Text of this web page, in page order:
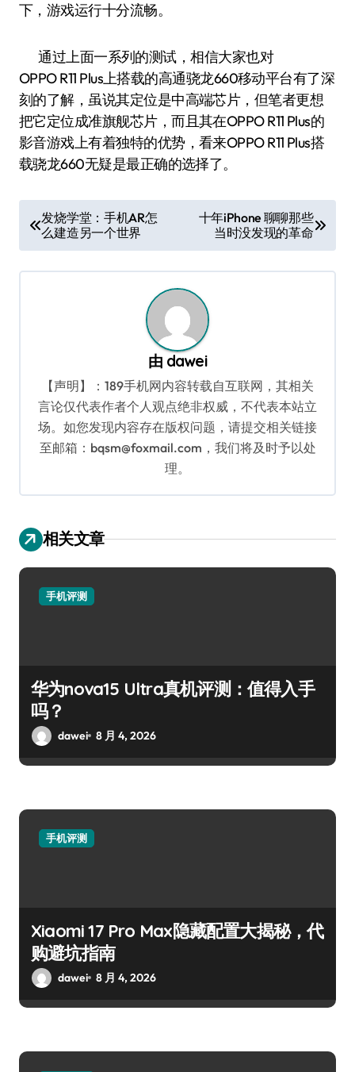
下，游戏运行十分流畅。
通过上面一系列的测试，相信大家也对
OPPO R11 Plus上搭载的高通骁龙660移动平台有了深
刻的了解，虽说其定位是中高端芯片，但笔者更想
把它定位成准旗舰芯片，而且其在OPPO R11 Plus的
影音游戏上有着独特的优势，看来OPPO R11 Plus搭
载骁龙660无疑是最正确的选择了。
章
导
发烧学堂：手机AR怎
么建造另一个世界
十年iPhone 聊聊那些
当时没发现的革命
由 dawei
【声明】：189手机网内容转载自互联网，其相关
言论仅代表作者个人观点绝非权威，不代表本站立
场。如您发现内容存在版权问题，请提交相关链接
至邮箱：bqsm@foxmail.com，我们将及时予以处
理。
相关文章
手机评测
华为nova15 Ultra真机评测：值得入手
吗？
dawei 8 月 4, 2026
手机评测
Xiaomi 17 Pro Max隐藏配置大揭秘，代
购避坑指南
dawei 8 月 4, 2026